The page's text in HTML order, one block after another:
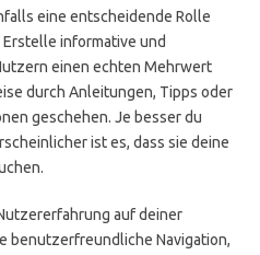
eine entscheidende Rolle
Erstelle informative und
einen echten Mehrwert
durch Anleitungen, Tipps oder
geschehen. Je besser du
ist es, dass sie deine
auf deiner
benutzerfreundliche Navigation,